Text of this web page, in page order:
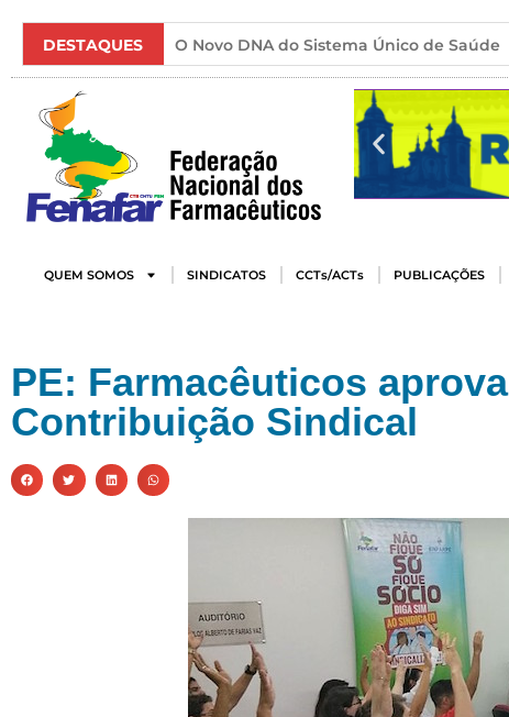
DESTAQUES O Novo DNA do Sistema Único de Saúde
QUEM SOMOS SINDICATOS CCTs/ACTs PUBLICAÇÕES
PE: Farmacêuticos
Contribuição Sindical